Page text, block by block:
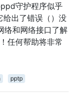
守护程序似乎
出了错误（）没
和网络接口了解
任何帮助将非常
pptp